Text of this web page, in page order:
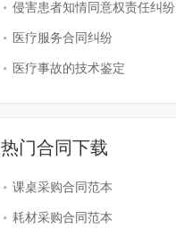
侵害患者知情同意权责任纠纷
医疗服务合同纠纷
医疗事故的技术鉴定
热门合同下载
课桌采购合同范本
耗材采购合同范本